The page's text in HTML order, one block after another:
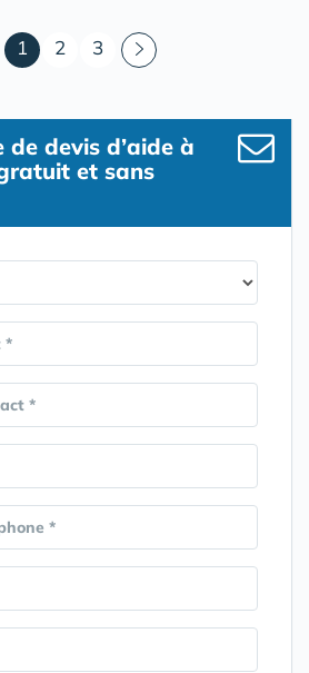
1 (courant)
2 3
de devis d’aide à
et sans
*
*
*